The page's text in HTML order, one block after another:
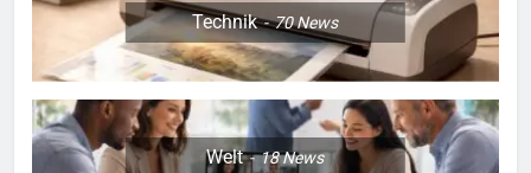
Technik 70News
Welt 18News